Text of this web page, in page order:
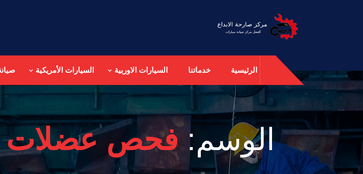
الرئيسية خدماتنا السيارات الاوربية السيارات الأمريكية
الوسم: فحص عضلات